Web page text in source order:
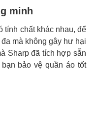
minh
tính chất khác nhau, để
mà không gây hư hại
Sharp đã tích hợp sẵn
bảo vệ quần áo tốt